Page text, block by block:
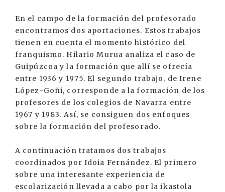
En el campo de la formación del profesorado
encontramos dos aportaciones. Estos trabajos
tienen en cuenta el momento histórico del
franquismo. Hilario Murua analiza el caso de
Guipúzcoa y la formación que allí se ofrecía
entre 1936 y 1975. El segundo trabajo, de Irene
López-Goñi, corresponde a la formación de los
profesores de los colegios de Navarra entre
1967 y 1983. Así, se consiguen dos enfoques
sobre la formación del profesorado.
A continuación tratamos dos trabajos
coordinados por Idoia Fernández. El primero
sobre una interesante experiencia de
escolarización llevada a cabo por la ikastola